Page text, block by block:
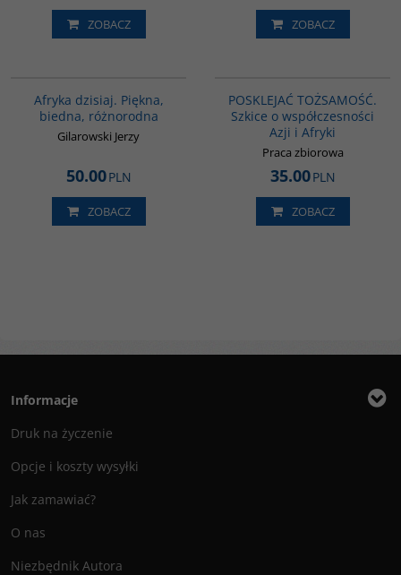
ZOBACZ ZOBACZ
Afryka dzisiaj. Piękna,
biedna, różnorodna
Gilarowski Jerzy
50.00PLN
ZOBACZ
POSKLEJAĆ TOŻSAMOŚĆ.
Szkice o współczesności
Azji i Afryki
Praca zbiorowa
35.00PLN
ZOBACZ
Informacje
Druk na życzenie
Opcje i koszty wysyłki
Jak zamawiać?
O nas
Niezbędnik Autora